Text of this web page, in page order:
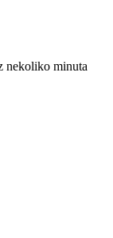
nekoliko minuta